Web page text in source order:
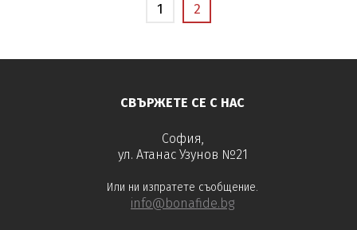
1 2
СВЪРЖЕТЕ СЕ С НАС
София,
ул. Атанас Узунов №21
Или ни изпратете съобщение.
info@bonafide.bg